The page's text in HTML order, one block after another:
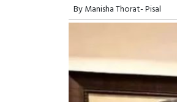
ByManisha Thorat- Pisal